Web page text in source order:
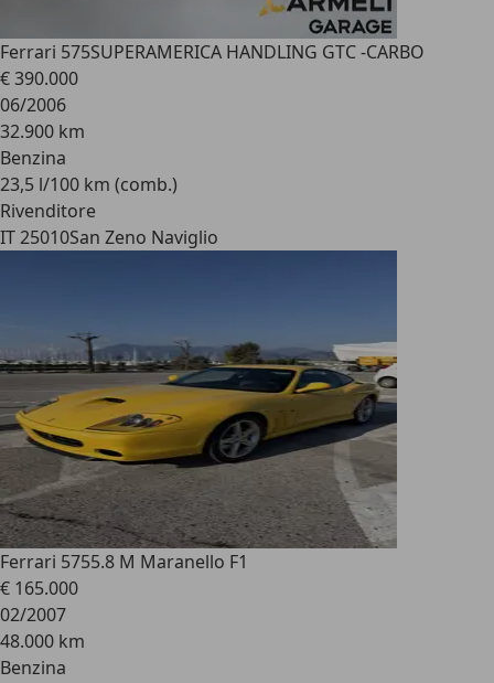
Ferrari 575SUPERAMERICA HANDLING GTC -CARBO
€ 390.000
06/2006
32.900 km
Benzina
23,5 l/100 km (comb.)
Rivenditore
IT 25010San Zeno Naviglio
Ferrari 5755.8 M Maranello F1
€ 165.000
02/2007
48.000 km
Benzina